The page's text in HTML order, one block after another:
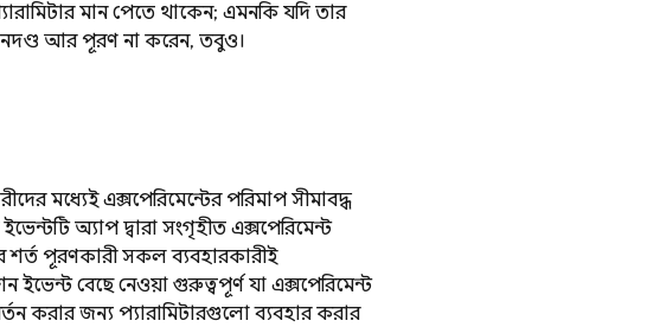
মান পেতে থাকেন; এমনকি যদি তার
মানদণ্ড আর পূরণ না করেন, তবুও।
মধ্যেই এক্সপেরিমেন্টের পরিমাপ সীমাবদ্ধ
অ্যাপ দ্বারা সংগৃহীত এক্সপেরিমেন্ট
শর্ত পূরণকারী সকল ব্যবহারকারীই
বেছে নেওয়া গুরুত্বপূর্ণ যা এক্সপেরিমেন্ট
করার জন্য প্যারামিটারগুলো ব্যবহার করার